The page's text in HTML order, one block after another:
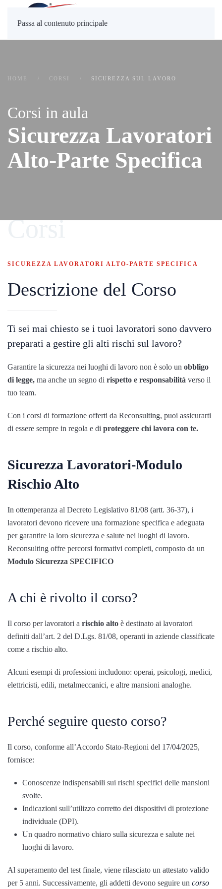
Passa al contenuto principale
HOME CORSI SICUREZZA SUL LAVORO
Corsi in aula
Sicurezza Lavoratori
Alto-Parte Specifica
Corsi
SICUREZZA LAVORATORI ALTO-PARTE SPECIFICA
Descrizione del Corso
Ti sei mai chiesto se i tuoi lavoratori sono davvero
preparati a gestire gli alti rischi sul lavoro?
Garantire la sicurezza nei luoghi di lavoro non è solo un obbligo
di legge, ma anche un segno di rispetto e responsabilità verso il
tuo team.
Con i corsi di formazione offerti da Reconsulting, puoi assicurarti
di essere sempre in regola e di proteggere chi lavora con te.
Sicurezza Lavoratori-Modulo
Rischio Alto
In ottemperanza al Decreto Legislativo 81/08 (artt. 36-37), i
lavoratori devono ricevere una formazione specifica e adeguata
per garantire la loro sicurezza e salute nei luoghi di lavoro.
Reconsulting offre percorsi formativi completi, composto da un
Modulo Sicurezza SPECIFICO
A chi è rivolto il corso?
Il corso per lavoratori a rischio alto è destinato ai lavoratori
definiti dall’art. 2 del D.Lgs. 81/08, operanti in aziende classificate
come a rischio alto.
Alcuni esempi di professioni includono: operai, psicologi, medici,
elettricisti, edili, metalmeccanici, e altre mansioni analoghe.
Perché seguire questo corso?
Il corso, conforme all’Accordo Stato-Regioni del 17/04/2025,
fornisce:
Conoscenze indispensabili sui rischi specifici delle mansioni
svolte.
Indicazioni sull’utilizzo corretto dei dispositivi di protezione
individuale (DPI).
Un quadro normativo chiaro sulla sicurezza e salute nei
luoghi di lavoro.
Al superamento del test finale, viene rilasciato un attestato valido
per 5 anni. Successivamente, gli addetti devono seguire un corso